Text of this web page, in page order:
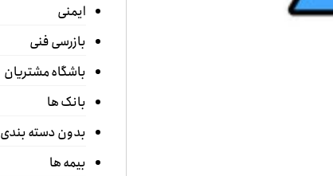
ایمنی
بازرسی فنی
باشگاه مشتریان
بانک ها
بدون دسته بندی
بیمه ها